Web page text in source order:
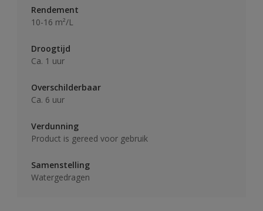
Rendement
10-16 m²/L
Droogtijd
Ca. 1 uur
Overschilderbaar
Ca. 6 uur
Verdunning
Product is gereed voor gebruik
Samenstelling
Watergedragen